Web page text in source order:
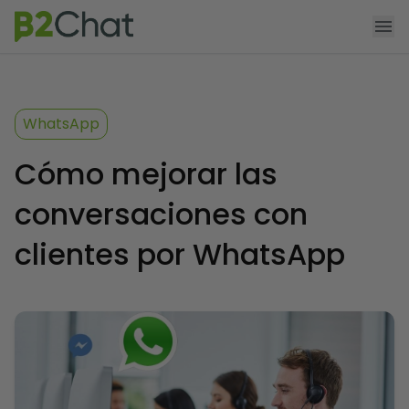
Producto
Precios
App Shopify
Recursos
WhatsApp
Cómo mejorar las
conversaciones con
clientes por WhatsApp